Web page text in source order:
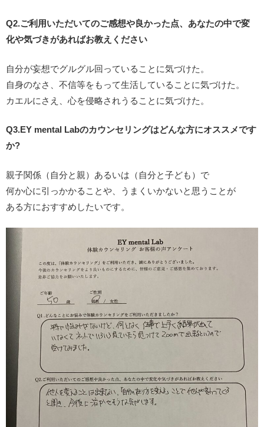
Q2.ご利用いただいてのご感想や良かった点、あなたの中で変
化や気づきがあればお教えください
自分が妄想でグルグル回っていることに気づけた。
自身のなさ、不信等をもって生活していることに気づけた。
カエルにさえ、心を侵略されうることに気づけた。
Q3.EY mental Labのカウンセリングはどんな方にオススメです
か?
親子関係（自分と親）あるいは（自分と子ども）で
何か心に引っかかることや、うまくいかないと思うことが
ある方におすすめしたいです。